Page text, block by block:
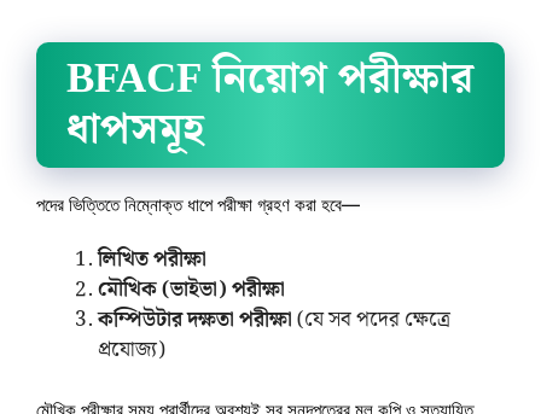
BFACF নিয়োগ পরীক্ষার
ধাপসমূহ
পদের ভিত্তিতে নিম্নোক্ত ধাপে পরীক্ষা গ্রহণ করা হবে—
লিখিত পরীক্ষা
মৌখিক (ভাইভা) পরীক্ষা
কম্পিউটার দক্ষতা পরীক্ষা(যে সব পদের ক্ষেত্রে
প্রযোজ্য)